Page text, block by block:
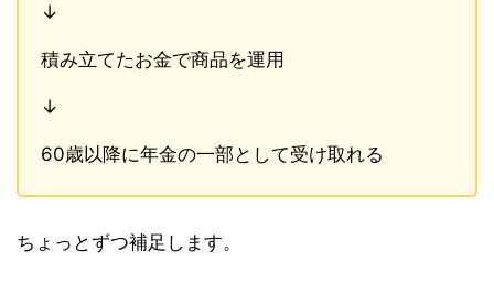
↓
積み立てたお金で商品を運用
↓
60歳以降に年金の一部として受け取れる
ちょっとずつ補足します。